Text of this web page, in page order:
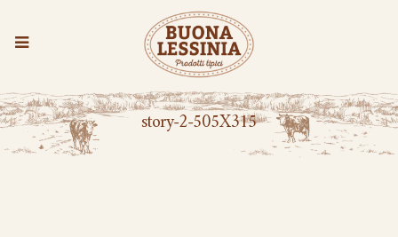
story-2-505X315